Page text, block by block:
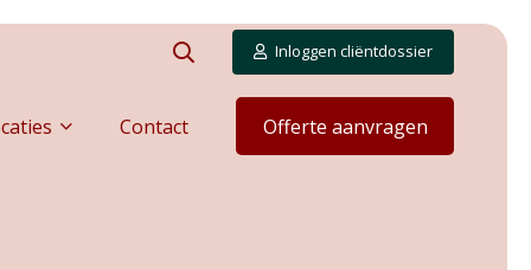
Inloggen cliëntdossier
Contact Offerte aanvragen